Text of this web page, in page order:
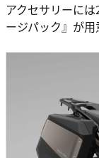
アクセサリーに
ージパック』が用